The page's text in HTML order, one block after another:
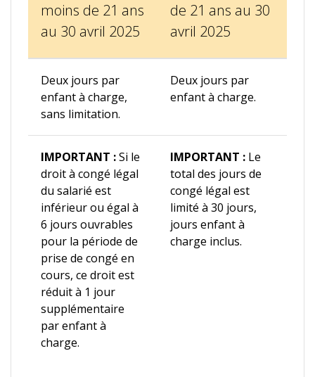
moins de 21 ans
au 30 avril 2025
de 21 ans au 30
avril 2025
Deux jours par
enfant à charge,
sans limitation.
Deux jours par
enfant à charge.
IMPORTANT :Si le
droit à congé légal
du salarié est
inférieur ou égal à
6 jours ouvrables
pour la période de
prise de congé en
cours, ce droit est
réduit à 1 jour
supplémentaire
par enfant à
charge.
IMPORTANT : Le
total des jours de
congé légal est
limité à 30 jours,
jours enfant à
charge inclus.